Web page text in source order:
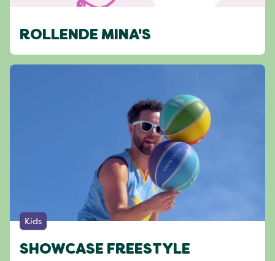
ROLLENDE MINA'S
Kids
SHOWCASE FREESTYLE